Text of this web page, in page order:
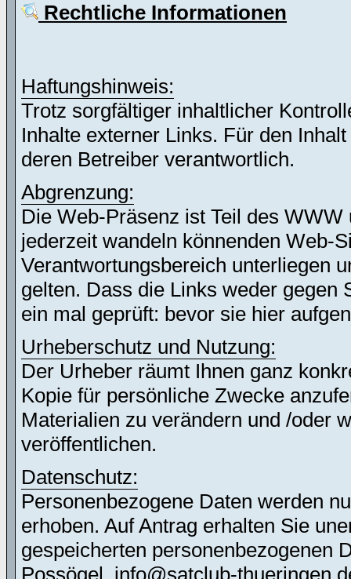
Rechtliche Informationen
Haftungshinweis:
Trotz sorgfältiger inhaltlicher
Inhalte externer Links. Für den
deren Betreiber verantwortlich.
Abgrenzung:
Die Web-Präsenz ist Teil des
jederzeit wandeln könnenden Web-
Verantwortungsbereich unterliegen
gelten. Dass die Links weder gegen
ein mal geprüft: bevor sie hier
Urheberschutz und Nutzung:
Der Urheber räumt Ihnen ganz
Kopie für persönliche Zwecke
Materialien zu verändern und /oder
veröffentlichen.
Datenschutz:
Personenbezogene Daten werden
erhoben. Auf Antrag erhalten Sie
gespeicherten personenbezogenen
Possögel, info@satclub-